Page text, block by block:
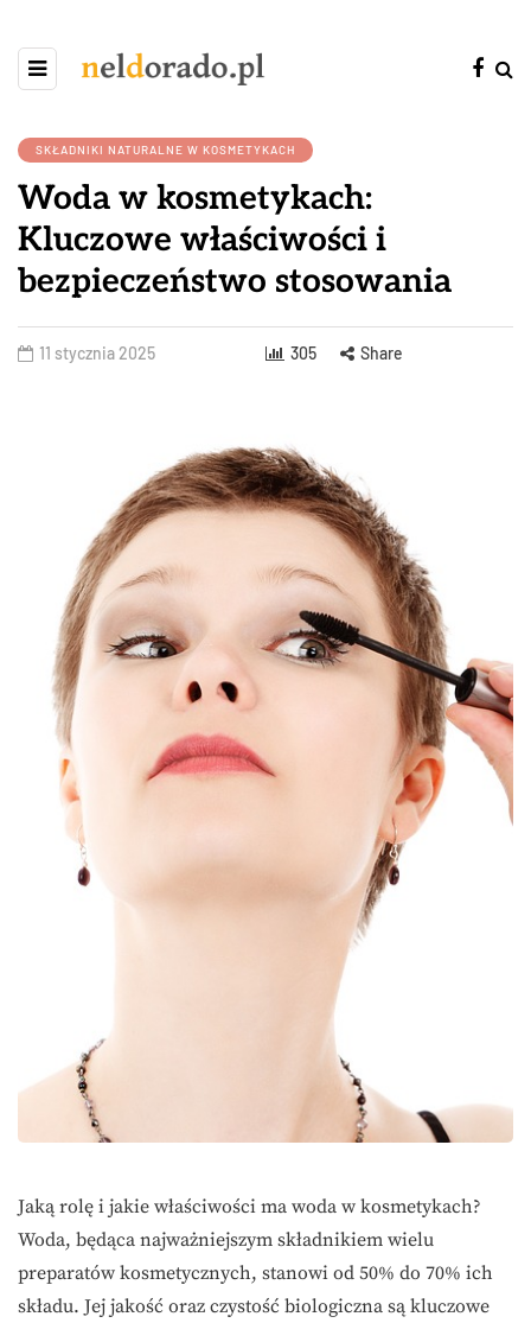
SKŁADNIKI NATURALNE W KOSMETYKACH
Woda w kosmetykach:
Kluczowe właściwości i
bezpieczeństwo stosowania
11 stycznia 2025 305 Share
Jaką rolę i jakie właściwości ma woda w kosmetykach?
Woda, będąca najważniejszym składnikiem wielu
preparatów kosmetycznych, stanowi od 50% do 70% ich
składu. Jej jakość oraz czystość biologiczna są kluczowe